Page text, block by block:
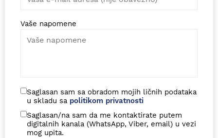
Vaše napomene
Saglasan sam sa obradom mojih ličnih podataka
u skladu sa politikom privatnosti
Saglasan/na sam da me kontaktirate putem
digitalnih kanala (WhatsApp, Viber, email) u vezi
mog upita.